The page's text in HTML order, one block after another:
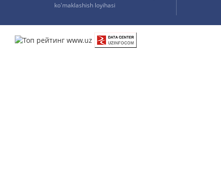
ko'maklashish loyihasi